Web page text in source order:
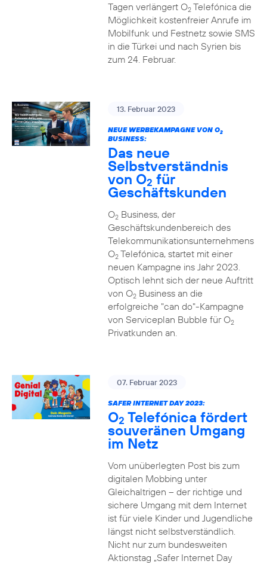
Tagen verlängert O2Telefónica die
Möglichkeit kostenfreier Anrufe im
Mobilfunk und Festnetz sowie SMS
in die Türkei und nach Syrien bis
zum 24. Februar.
13. Februar 2023
NEUE WERBEKAMPAGNE VON O2
BUSINESS:
Das neue
Selbstverständnis
von O2 für
Geschäftskunden
O2Business, der
Geschäftskundenbereich des
Telekommunikationsunternehmens
O2Telefónica, startet mit einer
neuen Kampagne ins Jahr 2023.
Optisch lehnt sich der neue Auftritt
von O2Business an die
erfolgreiche "can do"-Kampagne
von Serviceplan Bubble für O2
Privatkunden an.
07. Februar 2023
SAFER INTERNET DAY 2023:
O2 Telefónica fördert
souveränen Umgang
im Netz
Vom unüberlegten Post bis zum
digitalen Mobbing unter
Gleichaltrigen – der richtige und
sichere Umgang mit dem Internet
ist für viele Kinder und Jugendliche
längst nicht selbstverständlich.
Nicht nur zum bundesweiten
Aktionstag „Safer Internet Day